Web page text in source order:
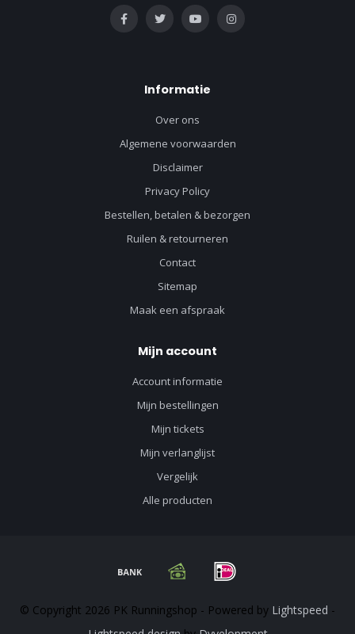
Informatie
Over ons
Algemene voorwaarden
Disclaimer
Privacy Policy
Bestellen, betalen & bezorgen
Ruilen & retourneren
Contact
Sitemap
Maak een afspraak
Mijn account
Account informatie
Mijn bestellingen
Mijn tickets
Mijn verlanglijst
Vergelijk
Alle producten
© Copyright 2026 PK Runningshop - Powered by Lightspeed -